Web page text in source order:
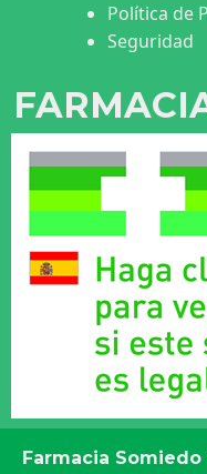
Política de
Seguridad
Farmacia Somiedo